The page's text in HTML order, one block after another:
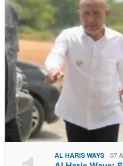
AL HARIS WAYS 07